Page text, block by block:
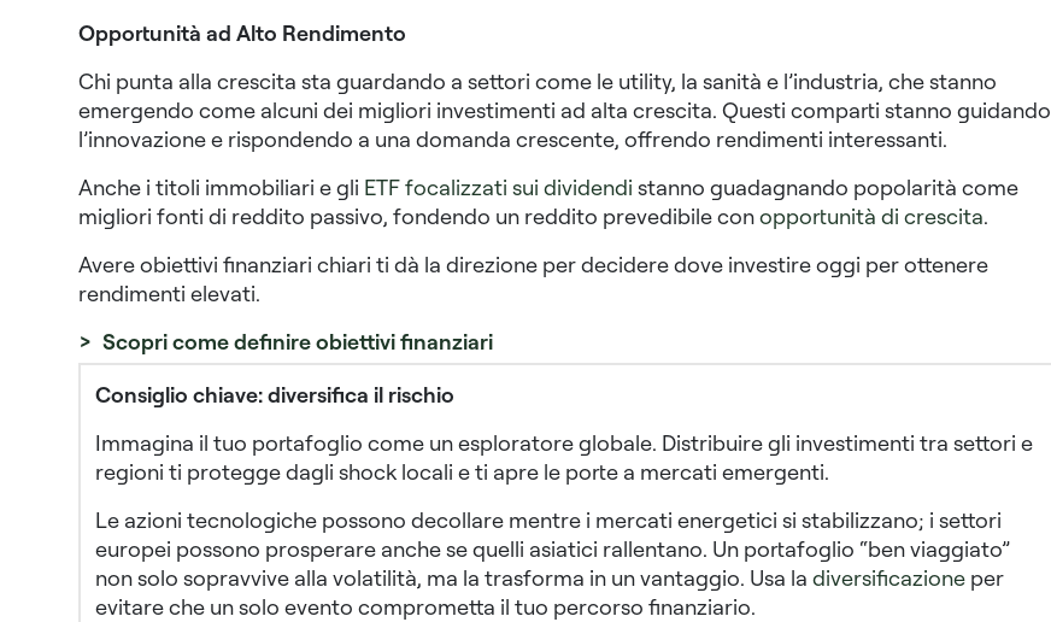
Opportunità ad Alto Rendimento
Chi punta alla crescita sta guardando a settori come le utility, la sanità e l’industria, che stanno
emergendo come alcuni dei migliori investimenti ad alta crescita. Questi comparti stanno guidando
l’innovazione e rispondendo a una domanda crescente, offrendo rendimenti interessanti.
Anche i titoli immobiliari e gli ETF focalizzati sui dividendi stanno guadagnando popolarità come
migliori fonti di reddito passivo, fondendo un reddito prevedibile conopportunità di crescita.
Avere obiettivi finanziari chiari ti dà la direzione per decidere dove investire oggi per ottenere
rendimenti elevati.
> Scopri come definire obiettivi finanziari
Consiglio chiave: diversifica il rischio
Immagina il tuo portafoglio come un esploratore globale. Distribuire gli investimenti tra settori e
regioni ti protegge dagli shock locali e ti apre le porte a mercati emergenti.
Le azioni tecnologiche possono decollare mentre i mercati energetici si stabilizzano; i settori
europei possono prosperare anche se quelli asiatici rallentano. Un portafoglio “ben viaggiato”
non solo sopravvive alla volatilità, ma la trasforma in un vantaggio. Usa la diversificazione per
evitare che un solo evento comprometta il tuo percorso finanziario.